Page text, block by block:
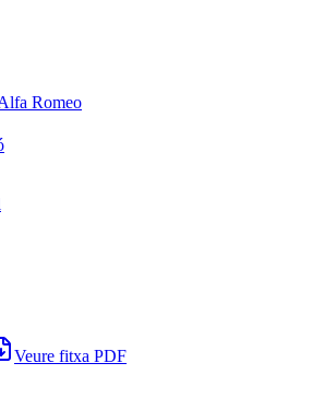
Romeo
Veure fitxa PDF